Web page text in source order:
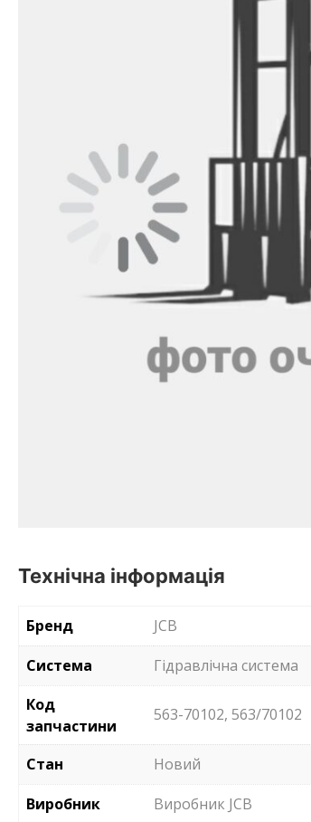
Технічна інформація
Бренд
JCB
Система
Гідравлічна система
Код
запчастини
563-70102, 563/70102
Стан
Новий
Виробник
Виробник JCB